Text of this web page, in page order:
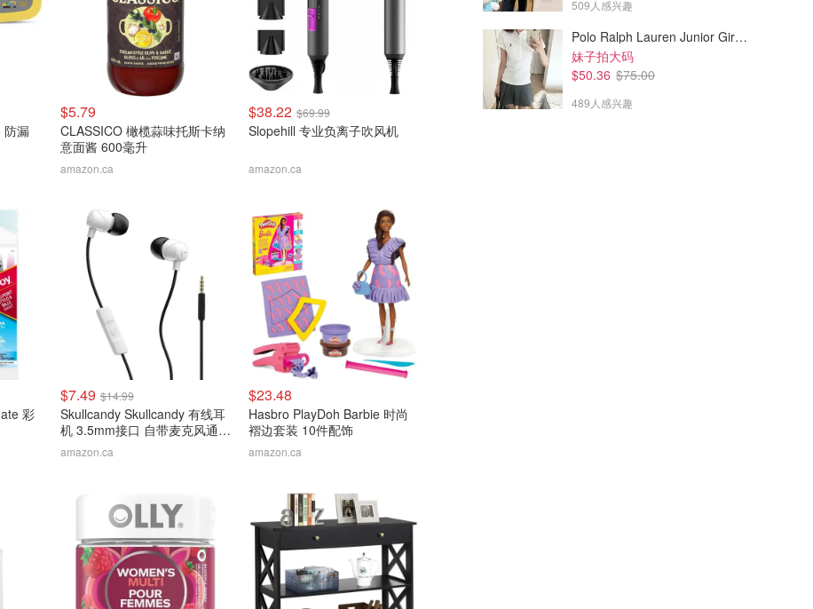
防漏
$5.79
CLASSICO 橄榄蒜味托斯卡纳
意面酱 600毫升
amazon.ca
$38.22 $69.99
Slopehill 专业负离子吹风机
amazon.ca
彩
$7.49 $14.99
Skullcandy Skullcandy 有线耳
机 3.5mm接口 自带麦克风通话
更方便
amazon.ca
$23.48
Hasbro PlayDoh Barbie 时尚
褶边套装 10件配饰
amazon.ca
509人感兴趣
Polo Ralph Lauren Junior Girls 短袖翻领针织衫 7-16岁
妹子拍大码
$50.36 $75.00
489人感兴趣